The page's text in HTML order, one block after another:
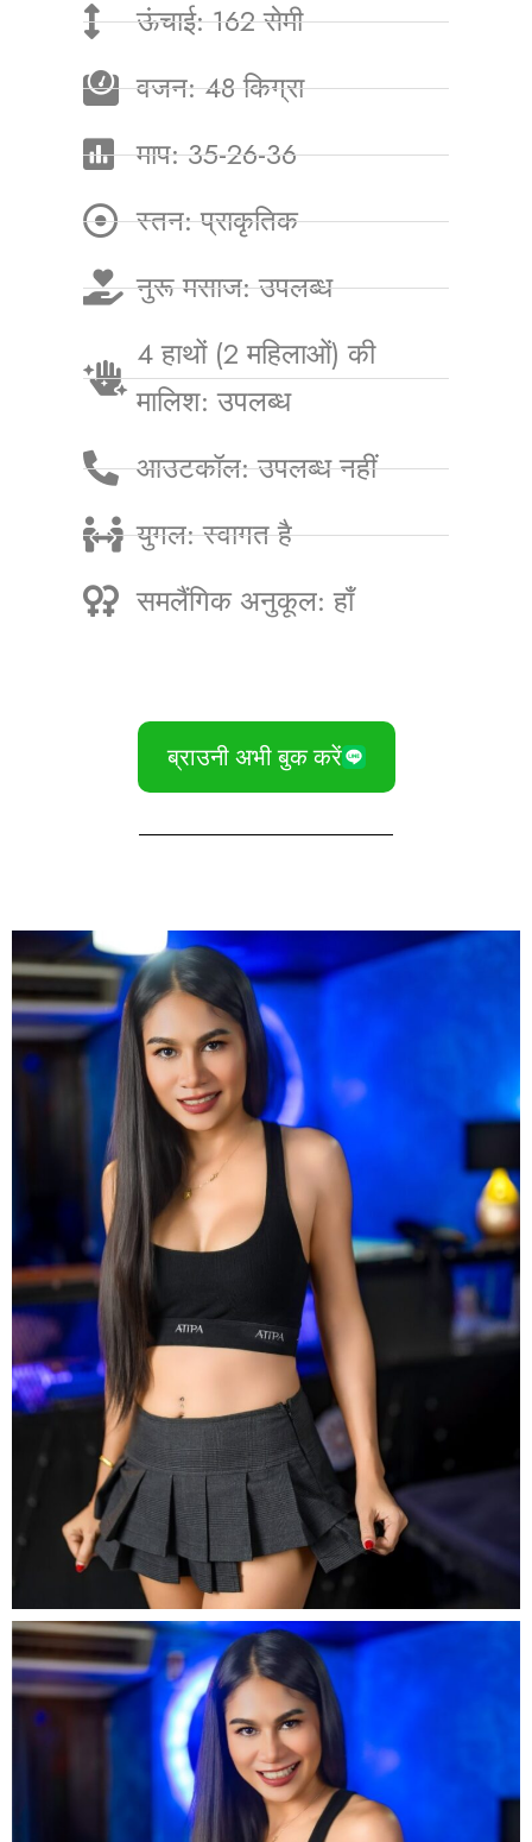
ऊंचाई: 162 सेमी
वजन: 48 किग्रा
माप: 35-26-36
स्तन: प्राकृतिक
नुरू मसाज: उपलब्ध
4 हाथों (2 महिलाओं) की
मालिश: उपलब्ध
आउटकॉल: उपलब्ध नहीं
युगल: स्वागत है
समलैंगिक अनुकूल: हाँ
ब्राउनी अभी बुक करें